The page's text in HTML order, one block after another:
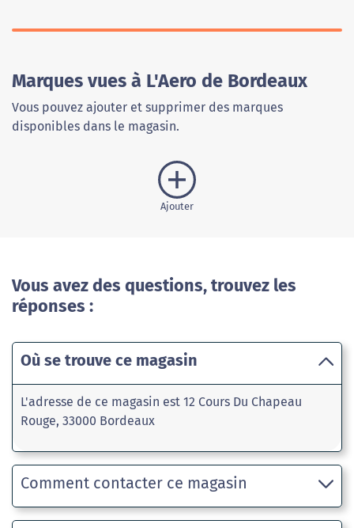
Marques vues à L'Aero de Bordeaux
Vous pouvez ajouter et supprimer des marques
disponibles dans le magasin.
Ajouter
Vous avez des questions, trouvez les
réponses :
Où se trouve ce magasin
L'adresse de ce magasin est 12 Cours Du Chapeau
Rouge, 33000 Bordeaux
Comment contacter ce magasin